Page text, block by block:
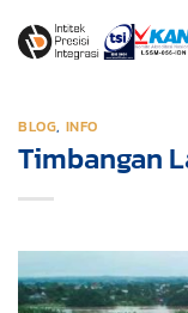
BLOG, INFO
Timbangan